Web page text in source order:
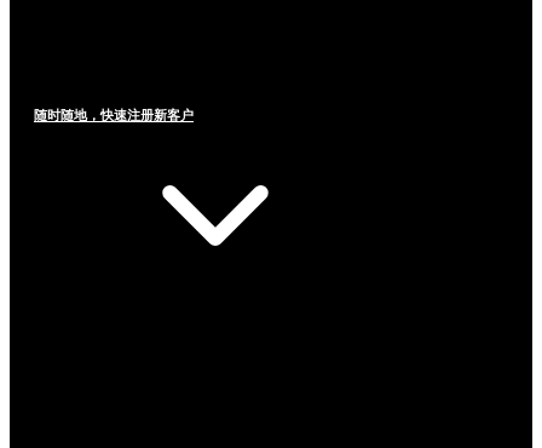
随时随地，快速注册新客户